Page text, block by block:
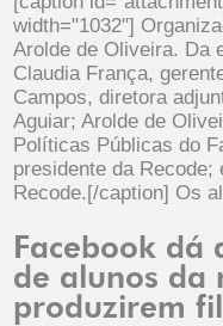
width="1032"]
Arolde de Oliveira. Da
Claudia França,
Campos, diretora
Aguiar; Arolde de
Políticas Públicas do
presidente da
Recode.[/caption] Os
Facebook dá
de alunos da
produzirem